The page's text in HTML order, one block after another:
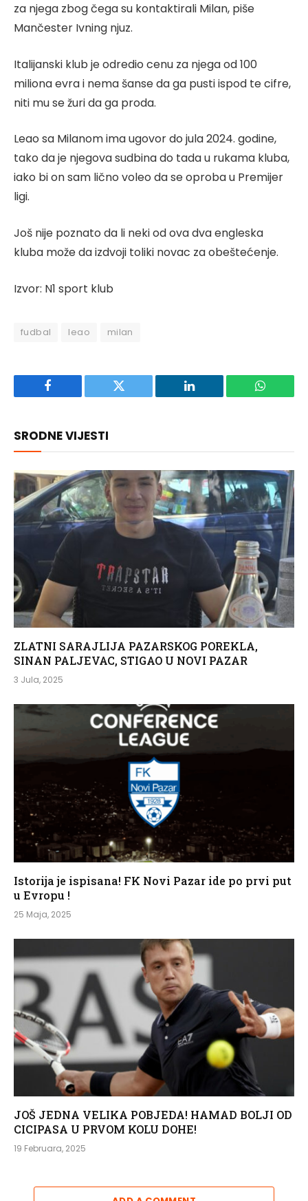
za njega zbog čega su kontaktirali Milan, piše
Mančester Ivning njuz.
Italijanski klub je odredio cenu za njega od 100
miliona evra i nema šanse da ga pusti ispod te cifre,
niti mu se žuri da ga proda.
Leao sa Milanom ima ugovor do jula 2024. godine,
tako da je njegova sudbina do tada u rukama kluba,
iako bi on sam lično voleo da se oproba u Premijer
ligi.
Još nije poznato da li neki od ova dva engleska
kluba može da izdvoji toliki novac za obeštećenje.
Izvor: N1 sport klub
fudbal leao milan
Facebook Twitter LinkedIn
SRODNE VIJESTI
ZLATNI SARAJLIJA PAZARSKOG POREKLA,
SINAN PALJEVAC, STIGAO U NOVI PAZAR
3 Jula, 2025
Istorija je ispisana! FK Novi Pazar ide po prvi put
u Evropu !
25 Maja, 2025
JOŠ JEDNA VELIKA POBJEDA! HAMAD BOLJI OD
CICIPASA U PRVOM KOLU DOHE!
19 Februara, 2025